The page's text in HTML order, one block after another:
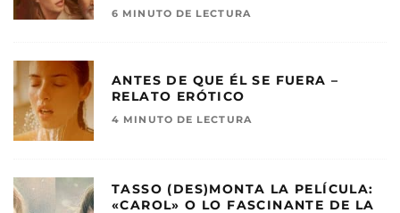
6 MINUTO DE LECTURA
ANTES DE QUE ÉL SE FUERA –
RELATO ERÓTICO
4 MINUTO DE LECTURA
TASSO (DES)MONTA LA PELÍCULA:
«CAROL» O LO FASCINANTE DE LA